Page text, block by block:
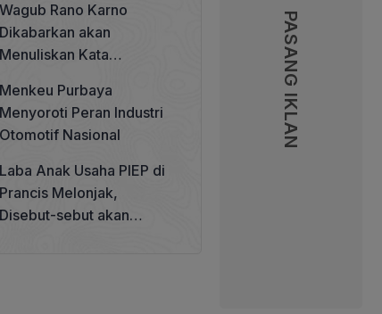
PASANG IKLAN
Memperkuat Tata Kelola
Perhutanan Sosial
Wagub Rano Karno
Dikabarkan akan
Menuliskan Kata
Betawi 100 Tahun
Menkeu Purbaya
Menyoroti Peran Industri
Otomotif Nasional
Laba Anak Usaha PIEP di
Prancis Melonjak,
Disebut-sebut akan